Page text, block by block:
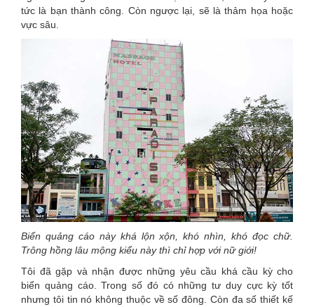
tức là bạn thành công. Còn ngược lại, sẽ là thảm họa hoặc
vực sâu.
Biển quảng cáo này khá lộn xộn, khó nhìn, khó đọc chữ.
Trông hồng lâu mộng kiểu này thì chỉ hợp với nữ giới!
Tôi đã gặp và nhận được những yêu cầu khá cầu kỳ cho
biển quảng cáo. Trong số đó có những tư duy cực kỳ tốt
nhưng tôi tin nó không thuộc về số đông. Còn đa số thiết kế